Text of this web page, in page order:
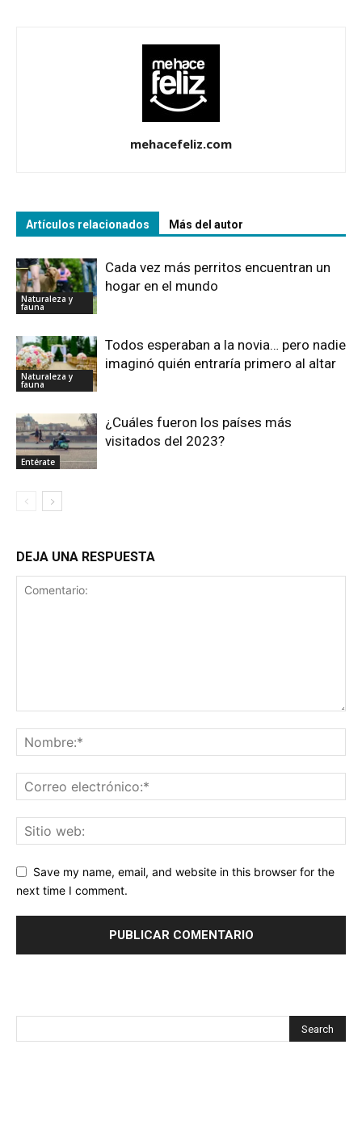
mehacefeliz.com
Artículos relacionados Más del autor
Naturaleza y
fauna
Cada vez más perritos encuentran un
hogar en el mundo
Naturaleza y
fauna
Todos esperaban a la novia… pero nadie
imaginó quién entraría primero al altar
Entérate
¿Cuáles fueron los países más
visitados del 2023?
DEJA UNA RESPUESTA
Save my name, email, and website in this browser for the
next time I comment.